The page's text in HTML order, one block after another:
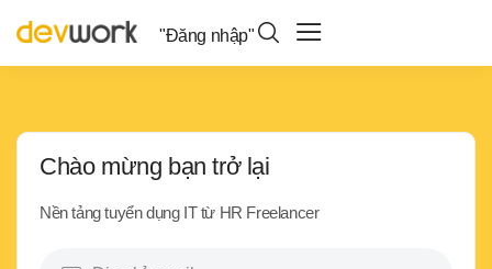
"Đăng nhập"
Chào mừng bạn trở lại
Nền tảng tuyển dụng IT từ HR Freelancer